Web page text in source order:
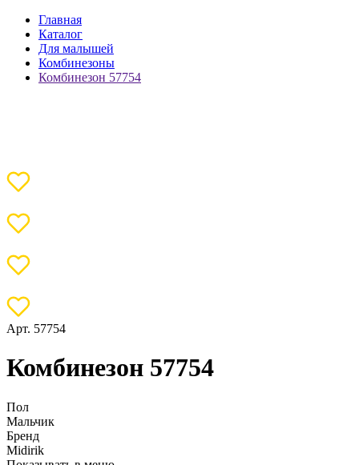
Главная
Каталог
Для малышей
Комбинезоны
Комбинезон 57754
Арт. 57754
Комбинезон 57754
Пол
Мальчик
Бренд
Midirik